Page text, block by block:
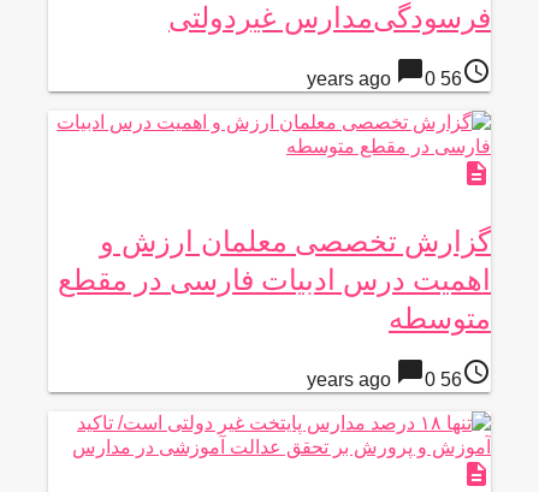
فرسودگی‌مدارس غیردولتی
access_time
56 years ago
chat_bubble0
description
گزارش تخصصی معلمان ارزش و
اهمیت درس ادبیات فارسی در مقطع
متوسطه
access_time
56 years ago
chat_bubble0
description